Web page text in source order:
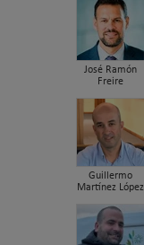
José Ramón
Freire
Guillermo
Martínez López